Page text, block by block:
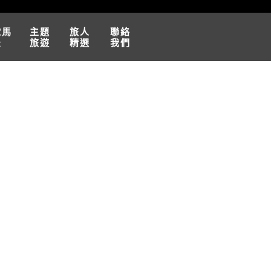
主題
旅遊
旅人
精選
聯絡
我們